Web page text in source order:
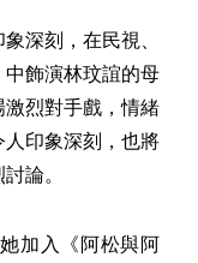
深刻，在民視、
飾演林玟誼的母
烈對手戲，情緒
印象深刻，也將
論。
加入《阿松與阿